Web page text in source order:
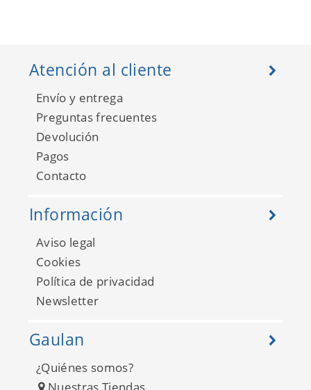
Atención al cliente
Envío y entrega
Preguntas frecuentes
Devolución
Pagos
Contacto
Información
Aviso legal
Cookies
Política de privacidad
Newsletter
Gaulan
¿Quiénes somos?